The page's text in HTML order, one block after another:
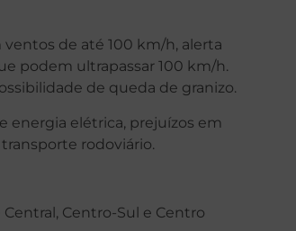
de até 100 km/h, alerta
podem ultrapassar 100 km/h.
de queda de granizo.
energia elétrica, prejuízos em
rodoviário.
Centro-Sul e Centro